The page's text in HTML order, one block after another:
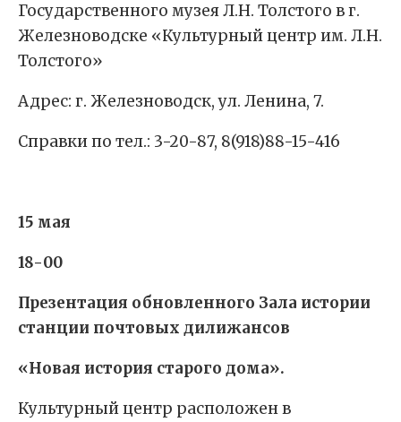
Государственного музея Л.Н. Толстого в г.
Железноводске «Культурный центр им. Л.Н.
Толстого»
Адрес: г. Железноводск, ул. Ленина, 7.
Справки по тел.: 3-20-87, 8(918)88-15-416
15 мая
18-00
Презентация обновленного Зала истории
станции почтовых дилижансов
«Новая история старого дома».
Культурный центр расположен в